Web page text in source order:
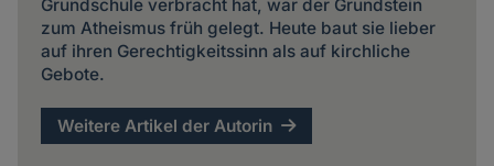
Grundschule verbracht hat, war der Grundstein
zum Atheismus früh gelegt. Heute baut sie lieber
auf ihren Gerechtigkeitssinn als auf kirchliche
Gebote.
Weitere Artikel der Autorin